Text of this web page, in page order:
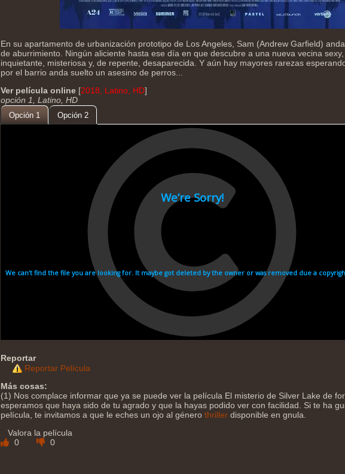
En su apartamento de urbanización prototipo de Los Angeles, Sam (Andrew Garﬁeld)
de aburrimiento. Ningún aliciente hasta ese día en que descubre a una nueva vecina sexy,
inquietante, misteriosa y, de repente, desaparecida. Y aún hay mayores rarezas
por el barrio anda suelto un asesino de perros...
Ver película online [2018, Latino, HD]
opción 1, Latino, HD
Opción 1 Opción 2
Reportar
Reportar Película
Más cosas:
(1) Nos complace informar que ya se puede ver la película El misterio de Silver Lake de
esperamos que haya sido de tu agrado y que la hayas podido ver con facilidad. Si te ha
película, te invitamos a que le eches un ojo al género thriller disponible en gnula.
Valora la película
0
0